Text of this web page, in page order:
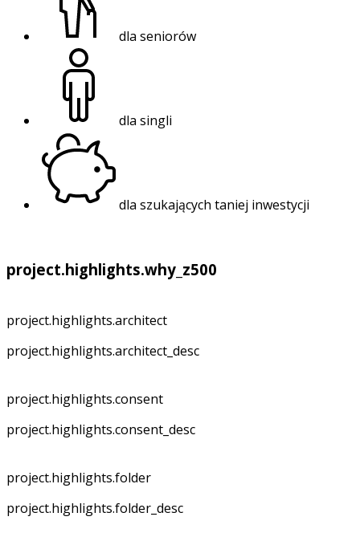
dla seniorów
dla singli
dla szukających taniej inwestycji
project.highlights.why_z500
project.highlights.architect
project.highlights.architect_desc
project.highlights.consent
project.highlights.consent_desc
project.highlights.folder
project.highlights.folder_desc